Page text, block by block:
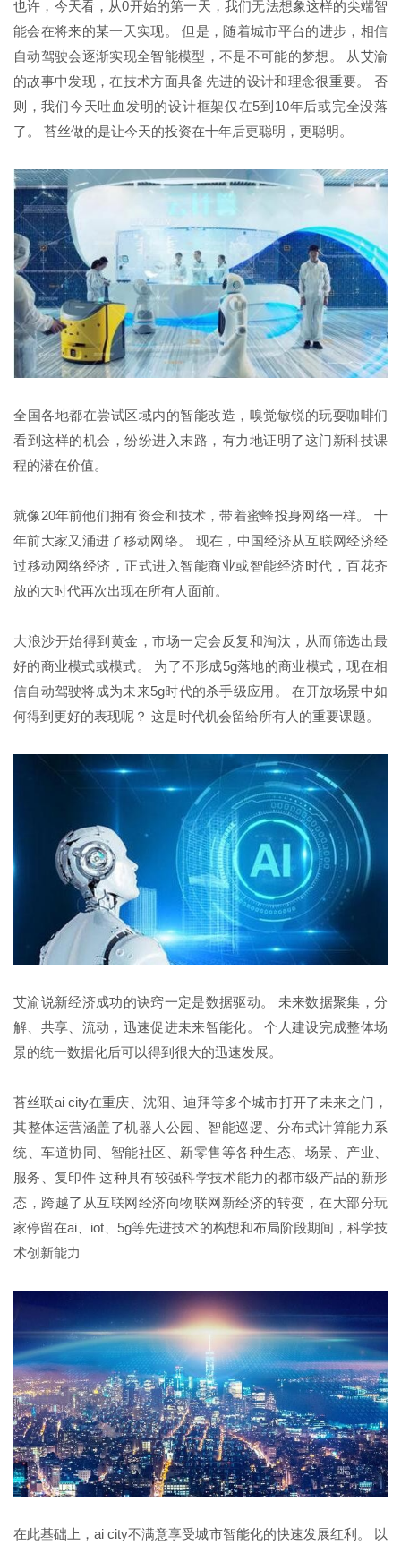
也许，今天看，从0开始的第一天，我们无法想象这样的尖端智
能会在将来的某一天实现。 但是，随着城市平台的进步，相信
自动驾驶会逐渐实现全智能模型，不是不可能的梦想。 从艾渝
的故事中发现，在技术方面具备先进的设计和理念很重要。 否
则，我们今天吐血发明的设计框架仅在5到10年后或完全没落
了。 苔丝做的是让今天的投资在十年后更聪明，更聪明。
全国各地都在尝试区域内的智能改造，嗅觉敏锐的玩耍咖啡们
看到这样的机会，纷纷进入末路，有力地证明了这门新科技课
程的潜在价值。
就像20年前他们拥有资金和技术，带着蜜蜂投身网络一样。 十
年前大家又涌进了移动网络。 现在，中国经济从互联网经济经
过移动网络经济，正式进入智能商业或智能经济时代，百花齐
放的大时代再次出现在所有人面前。
大浪沙开始得到黄金，市场一定会反复和淘汰，从而筛选出最
好的商业模式或模式。 为了不形成5g落地的商业模式，现在相
信自动驾驶将成为未来5g时代的杀手级应用。 在开放场景中如
何得到更好的表现呢？ 这是时代机会留给所有人的重要课题。
艾渝说新经济成功的诀窍一定是数据驱动。 未来数据聚集，分
解、共享、流动，迅速促进未来智能化。 个人建设完成整体场
景的统一数据化后可以得到很大的迅速发展。
苔丝联ai city在重庆、沈阳、迪拜等多个城市打开了未来之门，
其整体运营涵盖了机器人公园、智能巡逻、分布式计算能力系
统、车道协同、智能社区、新零售等各种生态、场景、产业、
服务、复印件 这种具有较强科学技术能力的都市级产品的新形
态，跨越了从互联网经济向物联网新经济的转变，在大部分玩
家停留在ai、iot、5g等先进技术的构想和布局阶段期间，科学技
术创新能力
在此基础上，ai city不满意享受城市智能化的快速发展红利。 以